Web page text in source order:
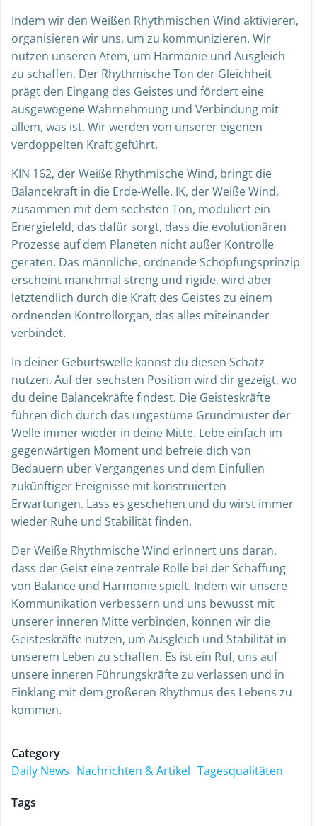
Indem wir den Weißen Rhythmischen Wind aktivieren,
organisieren wir uns, um zu kommunizieren. Wir
nutzen unseren Atem, um Harmonie und Ausgleich
zu schaffen. Der Rhythmische Ton der Gleichheit
prägt den Eingang des Geistes und fördert eine
ausgewogene Wahrnehmung und Verbindung mit
allem, was ist. Wir werden von unserer eigenen
verdoppelten Kraft geführt.
KIN 162, der Weiße Rhythmische Wind, bringt die
Balancekraft in die Erde-Welle. IK, der Weiße Wind,
zusammen mit dem sechsten Ton, moduliert ein
Energiefeld, das dafür sorgt, dass die evolutionären
Prozesse auf dem Planeten nicht außer Kontrolle
geraten. Das männliche, ordnende Schöpfungsprinzip
erscheint manchmal streng und rigide, wird aber
letztendlich durch die Kraft des Geistes zu einem
ordnenden Kontrollorgan, das alles miteinander
verbindet.
In deiner Geburtswelle kannst du diesen Schatz
nutzen. Auf der sechsten Position wird dir gezeigt, wo
du deine Balancekräfte findest. Die Geisteskräfte
führen dich durch das ungestüme Grundmuster der
Welle immer wieder in deine Mitte. Lebe einfach im
gegenwärtigen Moment und befreie dich von
Bedauern über Vergangenes und dem Einfüllen
zukünftiger Ereignisse mit konstruierten
Erwartungen. Lass es geschehen und du wirst immer
wieder Ruhe und Stabilität finden.
Der Weiße Rhythmische Wind erinnert uns daran,
dass der Geist eine zentrale Rolle bei der Schaffung
von Balance und Harmonie spielt. Indem wir unsere
Kommunikation verbessern und uns bewusst mit
unserer inneren Mitte verbinden, können wir die
Geisteskräfte nutzen, um Ausgleich und Stabilität in
unserem Leben zu schaffen. Es ist ein Ruf, uns auf
unsere inneren Führungskräfte zu verlassen und in
Einklang mit dem größeren Rhythmus des Lebens zu
kommen.
Category
Daily News Nachrichten & Artikel Tagesqualitäten
Tags